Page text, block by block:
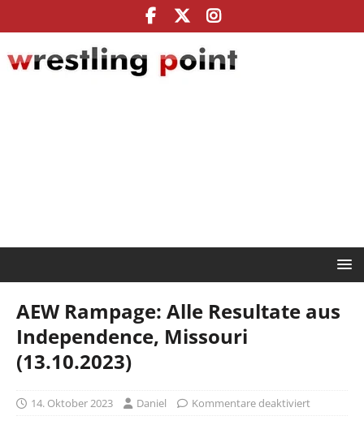
AEW Rampage: Alle Resultate aus
Independence, Missouri
(13.10.2023)
14. Oktober 2023 Daniel Kommentare deaktiviert